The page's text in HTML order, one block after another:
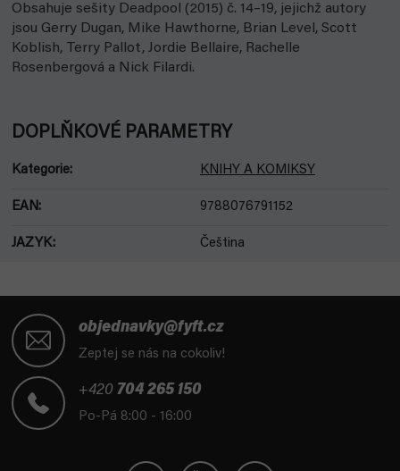
Obsahuje sešity Deadpool (2015) č. 14–19, jejichž autory
jsou Gerry Dugan, Mike Hawthorne, Brian Level, Scott
Koblish, Terry Pallot, Jordie Bellaire, Rachelle
Rosenbergová a Nick Filardi.
DOPLŇKOVÉ PARAMETRY
Kategorie: KNIHY A KOMIKSY
EAN: 9788076791152
JAZYK: Čeština
objednavky@fyft.cz
Zeptej se nás na cokoliv!
+420 704 265 150
Po-Pá 8:00 - 16:00